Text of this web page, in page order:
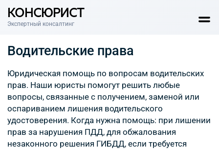
КОНСЮРИСТ
Экспертный консалтинг
Водительские права
Юридическая помощь по вопросам водительских
прав. Наши юристы помогут решить любые
вопросы, связанные с получением, заменой или
оспариванием лишения водительского
удостоверения. Когда нужна помощь: при лишении
прав за нарушения ПДД, для обжалования
незаконного решения ГИБДД, если требуется